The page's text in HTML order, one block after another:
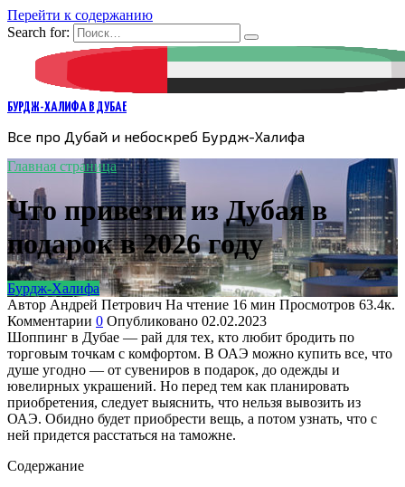
Перейти к содержанию
Search for:
БУРДЖ-ХАЛИФА В ДУБАЕ
Все про Дубай и небоскреб Бурдж-Халифа
Главная страница
Что привезти из Дубая в
подарок в 2026 году
Бурдж-Халифа
Автор Андрей Петрович На чтение 16 мин Просмотров 63.4к.
Комментарии 0 Опубликовано 02.02.2023
Шоппинг в Дубае — рай для тех, кто любит бродить по
торговым точкам с комфортом. В ОАЭ можно купить все, что
душе угодно — от сувениров в подарок, до одежды и
ювелирных украшений. Но перед тем как планировать
приобретения, следует выяснить, что нельзя вывозить из
ОАЭ. Обидно будет приобрести вещь, а потом узнать, что с
ней придется расстаться на таможне.
Содержание